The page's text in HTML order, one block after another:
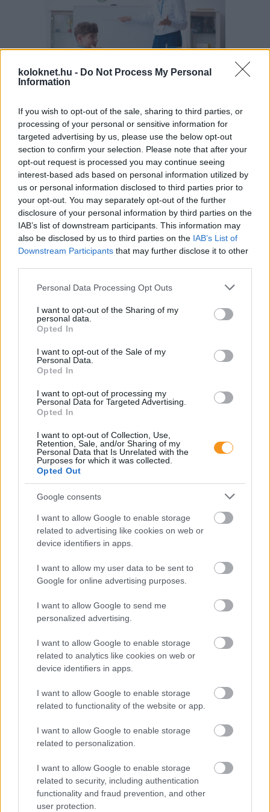
koloknet.hu - Do Not Process My Personal
Information
If you wish to opt-out of the sale, sharing to third parties, or
processing of your personal or sensitive information for
targeted advertising by us, please use the below opt-out
section to confirm your selection. Please note that after your
opt-out request is processed you may continue seeing
interest-based ads based on personal information utilized by
us or personal information disclosed to third parties prior to
your opt-out. You may separately opt-out of the further
disclosure of your personal information by third parties on the
IAB’s list of downstream participants. This information may
also be disclosed by us to third parties on the IAB’s List of
Downstream Participants that may further disclose it to other
Please note that this website/app uses one or more Google
not limited to your visit or usage behaviour. You may click to
grant or deny consent to Google and its third-party tags to
use your data for below specified purposes in below Google
consent section.
Personal Data Processing Opt Outs
I want to opt-out of the Sharing of my
personal data.
Opted In
I want to opt-out of the Sale of my
Personal Data.
Opted In
I want to opt-out of processing my
Personal Data for Targeted Advertising.
Opted In
I want to opt-out of Collection, Use,
Retention, Sale, and/or Sharing of my
Personal Data that Is Unrelated with the
Purposes for which it was collected.
Opted Out
Google consents
I want to allow Google to enable storage
related to advertising like cookies on web or
device identifiers in apps.
I want to allow my user data to be sent to
Google for online advertising purposes.
I want to allow Google to send me
personalized advertising.
I want to allow Google to enable storage
related to analytics like cookies on web or
device identifiers in apps.
I want to allow Google to enable storage
related to functionality of the website or app.
I want to allow Google to enable storage
related to personalization.
I want to allow Google to enable storage
related to security, including authentication
functionality and fraud prevention, and other
user protection.
egyetértenek: nem szeretnék, ha a tanár kiabálna
gyermekükkel az iskolában. Ám ha egy
pedagógusnak egyszerre több, mint húsz
gyermeket kell fegyelmeznie, segítség és korszerű
módszertani eszköztár nélkül könnyen
eszköztelennek érezheti magát, ennek pedig
gyakran a kiabálás a következménye.
Erre (is) kínál megoldást aPozitív Fegyelmezés az
iskolábanmódszertana, amelyet az elmúlt két
évben egy Erasmus+ partnerségi projekt keretében
próbáltak ki hat európai ország iskoláiban, a makói
Szignum Iskolavezetésével.
Pelusos gyerek az oviban: Minden
óvodának biztosítania kell a
pelenkás gyerekek fogadását?
Minden esetben kötelessége-e az óvodának
szabályokat kötelező betartani a pelenkázó
helyiségben? Mi a helyzet az sni-s pelenkás
gyermekekkel, akiknél gyakrabban előfordulhat,
hogy a szobatisztasági gondok még fokozottabb
odafigyelést igényelnek. Utánajártunk.
Toronymagasan verte a mezőnyt:
ez lett a magyarok kedvenc
állatkertje
Így tervezd meg az otthonodat, ha
bővül a család